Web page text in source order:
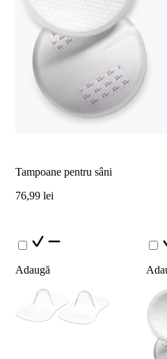
Tampoane pentru sâni
76,99 lei
Adaugă